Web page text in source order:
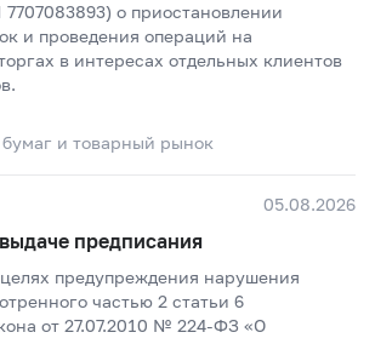
о приостановлении
и проведения операций на
в интересах отдельных клиентов
и товарный рынок
05.08.2026
предписания
предупреждения нарушения
частью 2 статьи 6
от 27.07.2010 № 224-ФЗ «О